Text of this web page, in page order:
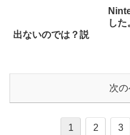
し
出ないのでは？説
次
1 2 3